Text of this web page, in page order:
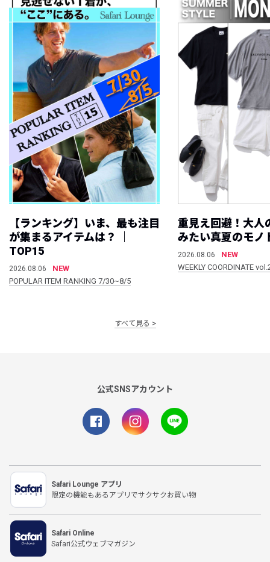
【ランキング】いま、最も注目
が集まるアイテムは？ ｜
TOP15
2026.08.06
NEW
POPULAR ITEM RANKING 7/30~8/5
重見え回避！大人
みたい真夏のモノ
2026.08.06
NEW
WEEKLY COORDINATE
すべて見る
公式SNSアカウント
Safari Lounge アプリ
限定の機能もあるアプリでサクサクお買い物
Safari Online
Safari公式ウェブマガジン